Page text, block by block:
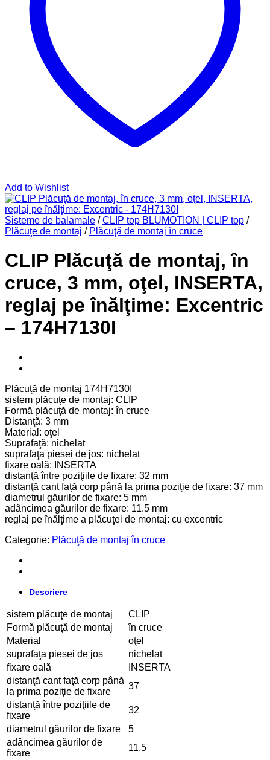
Add to Wishlist
Sisteme de balamale / CLIP top BLUMOTION | CLIP top /
Plăcuţe de montaj / Plăcuţă de montaj în cruce
CLIP Plăcuţă de montaj, în
cruce, 3 mm, oţel, INSERTA,
reglaj pe înălţime: Excentric
– 174H7130I
Plăcuţă de montaj 174H7130I
sistem plăcuţe de montaj: CLIP
Formă plăcuţă de montaj: în cruce
Distanţă: 3 mm
Material: oţel
Suprafaţă: nichelat
suprafaţa piesei de jos: nichelat
fixare oală: INSERTA
distanţă între poziţiile de fixare: 32 mm
distanţă cant faţă corp până la prima poziţie de fixare: 37 mm
diametrul găurilor de fixare: 5 mm
adâncimea găurilor de fixare: 11.5 mm
reglaj pe înălţime a plăcuţei de montaj: cu excentric
Categorie: Plăcuţă de montaj în cruce
Descriere
sistem plăcuţe de montaj
CLIP
Formă plăcuţă de montaj
în cruce
Material
oţel
suprafaţa piesei de jos
nichelat
fixare oală
INSERTA
distanţă cant faţă corp până
la prima poziţie de fixare
37
distanţă între poziţiile de
fixare
32
diametrul găurilor de fixare
5
adâncimea găurilor de
fixare
11.5